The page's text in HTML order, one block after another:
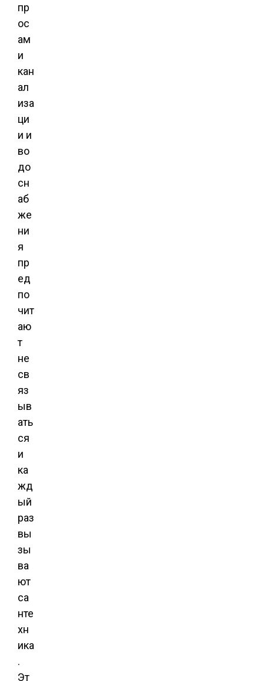
пр
ос
ам
и
кан
ал
иза
ци
и и
во
до
сн
аб
же
ни
я
пр
ед
по
чит
аю
т
не
св
яз
ыв
ать
ся
и
ка
жд
ый
раз
вы
зы
ва
ют
са
нте
хн
ика
.
Эт